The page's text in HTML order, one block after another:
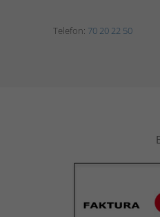
Telefon: 70 20 22 50